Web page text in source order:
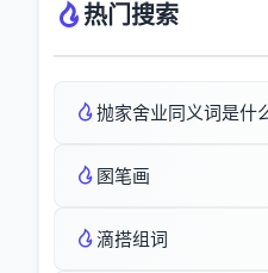
热门搜索
抛家舍业同义词是什
圂笔画
滴搭组词